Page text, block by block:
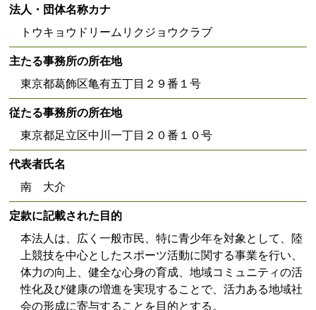
法人・団体名称カナ
トウキョウドリームリクジョウクラブ
主たる事務所の所在地
東京都葛飾区亀有五丁目２９番１号
従たる事務所の所在地
東京都足立区中川一丁目２０番１０号
代表者氏名
南 大介
定款に記載された目的
本法人は、広く一般市民、特に青少年を対象として、陸
上競技を中心としたスポーツ活動に関する事業を行い、
体力の向上、健全な心身の育成、地域コミュニティの活
性化及び健康の増進を実現することで、活力ある地域社
会の形成に寄与することを目的とする。